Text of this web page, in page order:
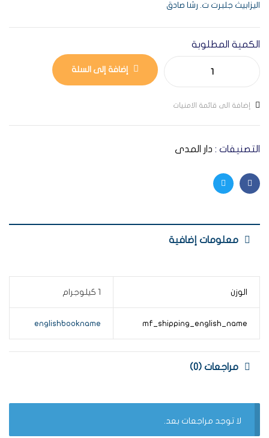
اليزابيث جلبرت ت. رشا صادق
الكمية المطلوبة
إضافة إلى السلة
إضافة الى قائمة الامنيات
التصنيفات : دار المدى
Facebook
Twitter
معلومات إضافية
الوزن 1 كيلوجرام
mf_shipping_english_name
englishbookname
مراجعات (0)
لا توجد مراجعات بعد.